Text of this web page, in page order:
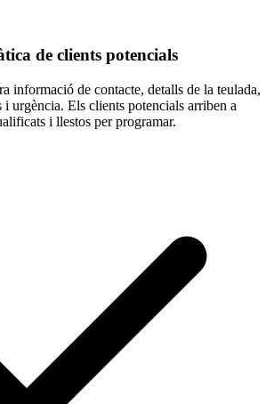
de clients potencials
informació de contacte, detalls de la teulada,
i urgència. Els clients potencials arriben a
i llestos per programar.